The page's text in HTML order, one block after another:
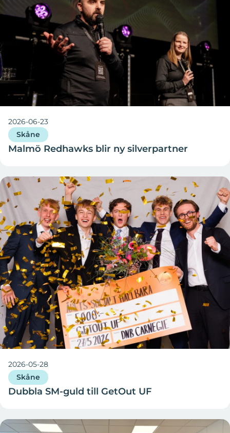
2026-06-23
Skåne
Malmö Redhawks blir ny silverpartner
2026-05-28
Skåne
Dubbla SM-guld till GetOut UF